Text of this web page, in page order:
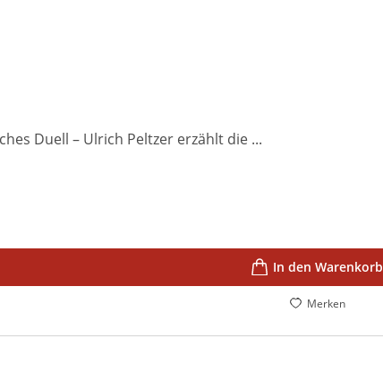
Duell – Ulrich Peltzer erzählt die ...
In den Warenkorb
Merken